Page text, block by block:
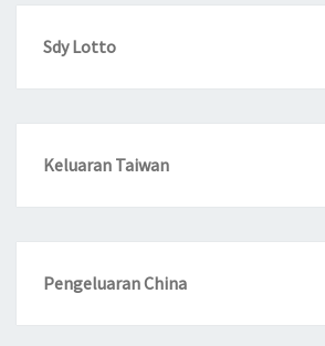
Sdy Lotto
Keluaran Taiwan
Pengeluaran China